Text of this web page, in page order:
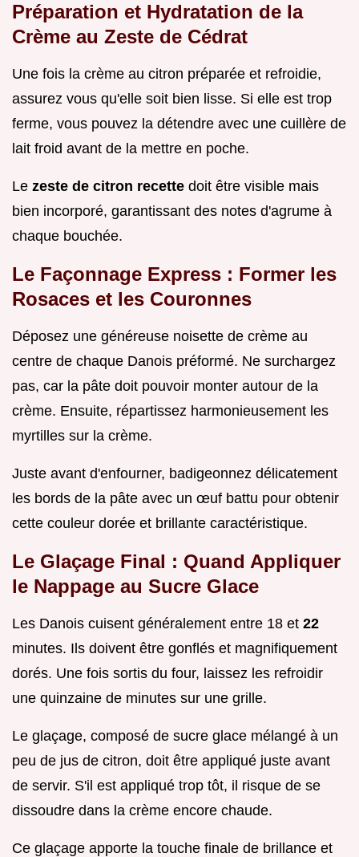
Préparation et Hydratation de la
Crème au Zeste de Cédrat
Une fois la crème au citron préparée et refroidie,
assurez vous qu'elle soit bien lisse. Si elle est trop
ferme, vous pouvez la détendre avec une cuillère de
lait froid avant de la mettre en poche.
Le zeste de citron recette doit être visible mais
bien incorporé, garantissant des notes d'agrume à
chaque bouchée.
Le Façonnage Express : Former les
Rosaces et les Couronnes
Déposez une généreuse noisette de crème au
centre de chaque Danois préformé. Ne surchargez
pas, car la pâte doit pouvoir monter autour de la
crème. Ensuite, répartissez harmonieusement les
myrtilles sur la crème.
Juste avant d'enfourner, badigeonnez délicatement
les bords de la pâte avec un œuf battu pour obtenir
cette couleur dorée et brillante caractéristique.
Le Glaçage Final : Quand Appliquer
le Nappage au Sucre Glace
Les Danois cuisent généralement entre 18 et 22
minutes. Ils doivent être gonflés et magnifiquement
dorés. Une fois sortis du four, laissez les refroidir
une quinzaine de minutes sur une grille.
Le glaçage, composé de sucre glace mélangé à un
peu de jus de citron, doit être appliqué juste avant
de servir. S'il est appliqué trop tôt, il risque de se
dissoudre dans la crème encore chaude.
Ce glaçage apporte la touche finale de brillance et